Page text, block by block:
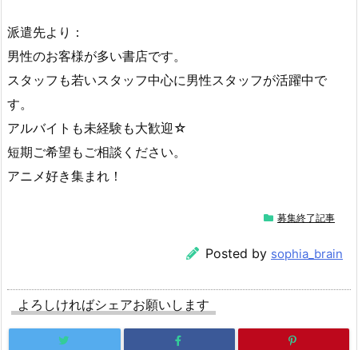
派遣先より：
男性のお客様が多い書店です。
スタッフも若いスタッフ中心に男性スタッフが活躍中で
す。
アルバイトも未経験も大歓迎☆
短期ご希望もご相談ください。
アニメ好き集まれ！
募集終了記事
Posted by sophia_brain
よろしければシェアお願いします